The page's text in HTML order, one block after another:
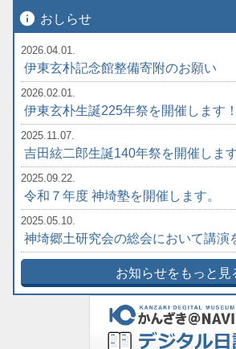
info おしらせ
2026.04.01.
伊東玄朴記念館整備寄附のお願い
2026.02.01.
伊東玄朴生誕225年祭を開催します！
2025.11.07.
吉田絃二郎生誕140年祭を開催します
2025.09.22.
令和７年度 神埼塾を開催します。
2025.05.10.
神埼郷土研究会の総会において講演
お知らせをもっと見